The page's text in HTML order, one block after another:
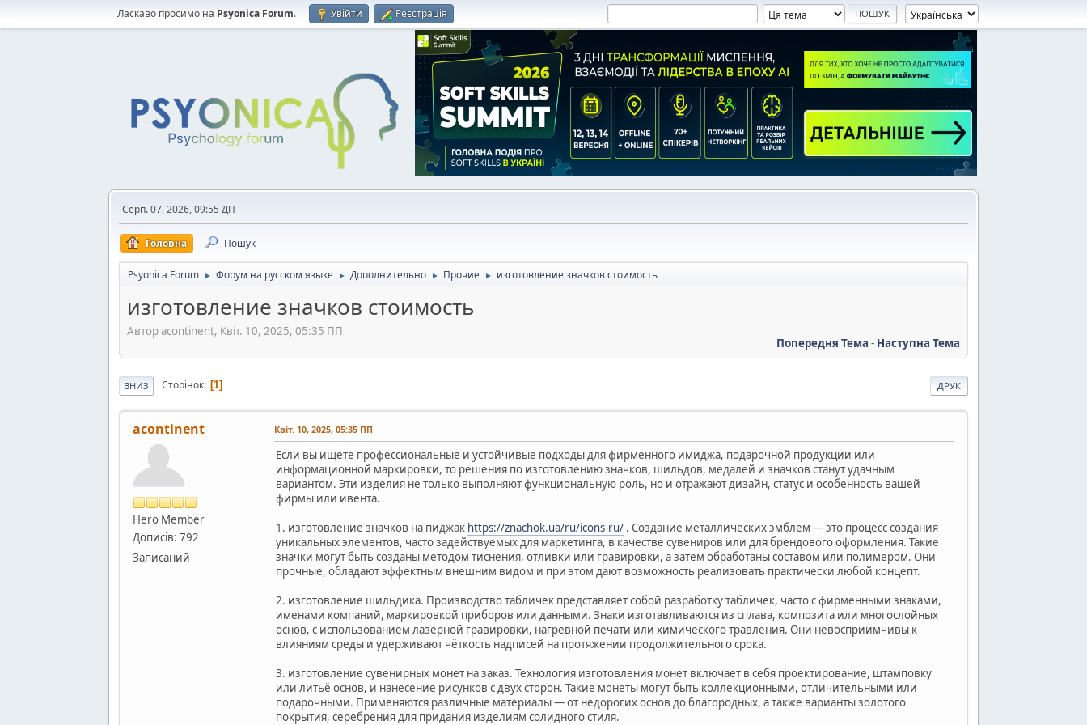
Ласкаво просимо на Psyonica Forum. Увійти Реєстрація
Серп. 07, 2026, 09:55 ДП
Головна Пошук
Psyonica Forum ► Форум на русском языке ► Дополнительно ► Прочие ► изготовление значков стоимость
изготовление значков стоимость
Автор acontinent, Квіт. 10, 2025, 05:35 ПП
Попередня Тема - Наступна Тема
ДРУК
ВНИЗ Сторінок 1
acontinent
Hero Member
Дописів: 792
Записаний
Квіт. 10, 2025, 05:35 ПП
Если вы ищете профессиональные и устойчивые подходы для фирменного имиджа, подарочной продукции или
информационной маркировки, то решения по изготовлению значков, шильдов, медалей и значков станут удачным
вариантом. Эти изделия не только выполняют функциональную роль, но и отражают дизайн, статус и особенность вашей
фирмы или ивента.
1. изготовление значков на пиджак https://znachok.ua/ru/icons-ru/ . Создание металлических эмблем — это процесс создания
уникальных элементов, часто задействуемых для маркетинга, в качестве сувениров или для брендового оформления. Такие
значки могут быть созданы методом тиснения, отливки или гравировки, а затем обработаны составом или полимером. Они
прочные, обладают эффектным внешним видом и при этом дают возможность реализовать практически любой концепт.
2. изготовление шильдика. Производство табличек представляет собой разработку табличек, часто с фирменными знаками,
именами компаний, маркировкой приборов или данными. Знаки изготавливаются из сплава, композита или многослойных
основ, с использованием лазерной гравировки, нагревной печати или химического травления. Они невосприимчивы к
влияниям среды и удерживают чёткость надписей на протяжении продолжительного срока.
3. изготовление сувенирных монет на заказ. Технология изготовления монет включает в себя проектирование, штамповку
или литьё основ, и нанесение рисунков с двух сторон. Такие монеты могут быть коллекционными, отличительными или
подарочными. Применяются различные материалы — от недорогих основ до благородных, а также варианты золотого
покрытия, серебрения для придания изделиям солидного стиля.